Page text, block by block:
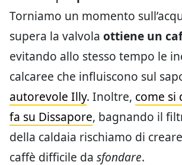
Torniamo un momento
supera la valvola ottiene un
evitando allo stesso tempo le
calcaree che influiscono sul
autorevole Illy. Inoltre, come si
fa su Dissapore, bagnando il
della caldaia rischiamo di
caffè difficile da sfondare.